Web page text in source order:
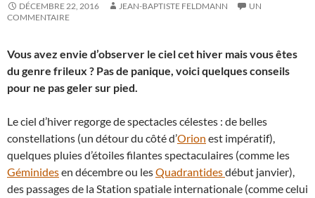
DÉCEMBRE 22, 2016 JEAN-BAPTISTE FELDMANN
UN
COMMENTAIRE
Vous avez envie d’observer le ciel cet hiver mais vous êtes
du genre frileux ? Pas de panique, voici quelques conseils
pour ne pas geler sur pied.
Le ciel d’hiver regorge de spectacles célestes : de belles
constellations (un détour du côté d’Orion est impératif),
quelques pluies d’étoiles filantes spectaculaires (comme les
Géminidesen décembre ou lesQuadrantidesdébut janvier),
des passages de la Station spatiale internationale (comme celui